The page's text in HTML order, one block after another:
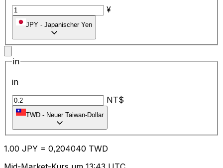
¥
JPY - Japanischer Yen
in
in
NT$
TWD - Neuer Taiwan-Dollar
1.00 JPY = 0,204040 TWD